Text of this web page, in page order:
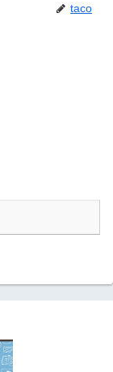
taco